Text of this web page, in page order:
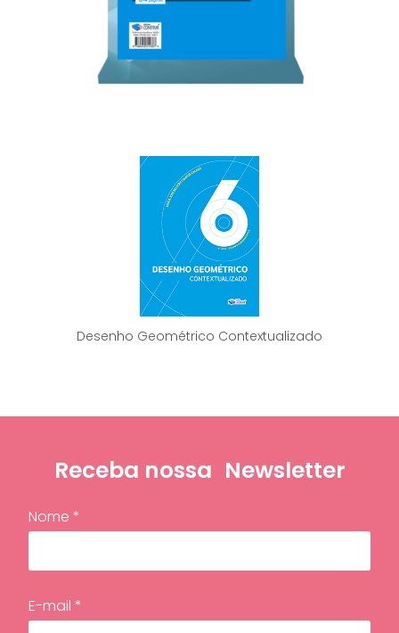
Desenho Geométrico Contextualizado
Receba nossa Newsletter
Nome *
E-mail *